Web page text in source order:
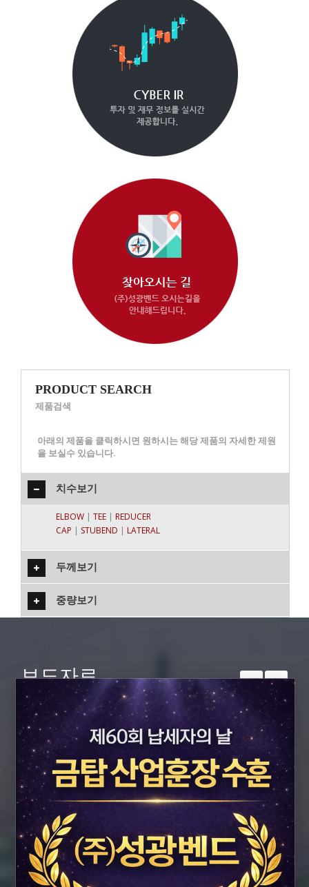
PRODUCT SEARCH
제품검색
아래의 제품을 클릭하시면 원하시는 해당 제품의 자세한 제원
을 보실수 있습니다.
치수보기
ELBOW | TEE | REDUCER
CAP | STUBEND | LATERAL
두께보기
중량보기
보도자료
주식회사 성광벤드의 보도자료를 알려드립니다